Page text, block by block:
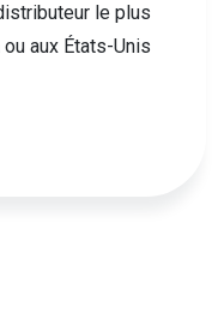
le plus
aux États-Unis